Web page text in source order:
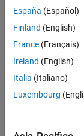
España (Español)
Finland (English)
France (Français)
Ireland (English)
Italia (Italiano)
Luxembourg
© 1994-2026